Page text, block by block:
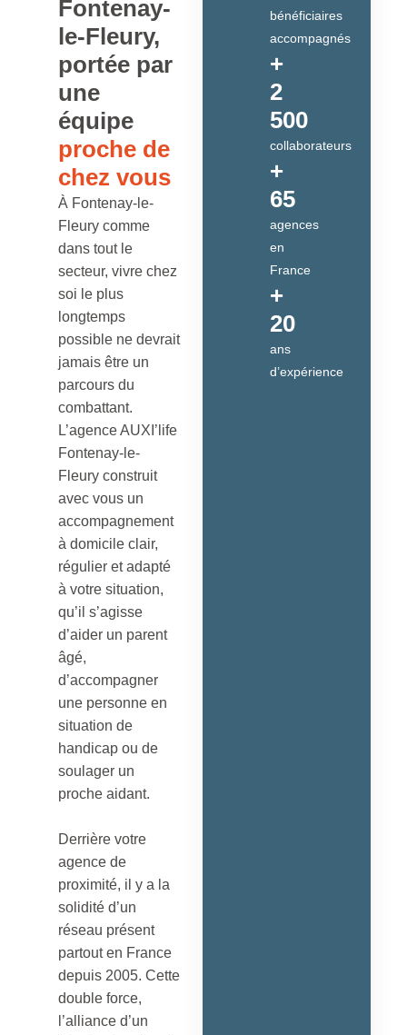
Fontenay-
le-Fleury,
portée par
une
équipe
proche de
chez vous
À Fontenay-le-
Fleury comme
dans tout le
secteur, vivre chez
soi le plus
longtemps
possible ne devrait
jamais être un
parcours du
combattant.
L’agence AUXI’life
Fontenay-le-
Fleury construit
avec vous un
accompagnement
à domicile clair,
régulier et adapté
à votre situation,
qu’il s’agisse
d’aider un parent
âgé,
d’accompagner
une personne en
situation de
handicap ou de
soulager un
proche aidant.
Derrière votre
agence de
proximité, il y a la
solidité d’un
réseau présent
partout en France
depuis 2005. Cette
double force,
l’alliance d’un
bénéficiaires
accompagnés
+
2
500
collaborateurs
+
65
agences
en
France
+
20
ans
d’expérience